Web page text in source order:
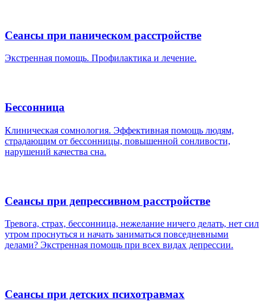
Сеансы при паническом расстройстве
Экстренная помощь. Профилактика и лечение.
Бессонница
Клиническая сомнология. Эффективная помощь людям,
страдающим от бессонницы, повышенной сонливости,
нарушений качества сна.
Сеансы при депрессивном расстройстве
Тревога, страх, бессонница, нежелание ничего делать, нет сил
утром проснуться и начать заниматься повседневными
делами? Экстренная помощь при всех видах депрессии.
Сеансы при детских психотравмах